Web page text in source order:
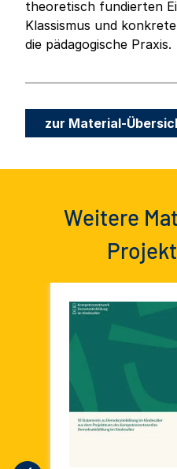
theoretisch fundierten
Klassismus und
die pädagogische Praxis.
zur Material-
Weitere